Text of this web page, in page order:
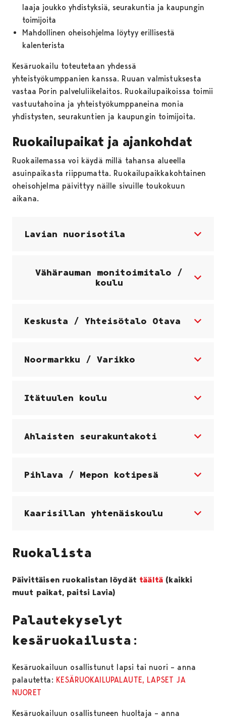
laaja joukko yhdistyksiä, seurakuntia ja kaupungin
toimijoita
Mahdollinen oheisohjelma löytyy erillisestä
kalenterista
Kesäruokailu toteutetaan yhdessä
yhteistyökumppanien kanssa. Ruuan valmistuksesta
vastaa Porin palveluliikelaitos. Ruokailupaikoissa toimii
vastuutahoina ja yhteistyökumppaneina monia
yhdistysten, seurakuntien ja kaupungin toimijoita.
Ruokailupaikat ja ajankohdat
Ruokailemassa voi käydä millä tahansa alueella
asuinpaikasta riippumatta. Ruokailupaikkakohtainen
oheisohjelma päivittyy näille sivuille toukokuun
aikana.
Lavian nuorisotila
Vähärauman monitoimitalo /
koulu
Keskusta / Yhteisötalo Otava
Noormarkku / Varikko
Itätuulen koulu
Ahlaisten seurakuntakoti
Pihlava / Mepon kotipesä
Kaarisillan yhtenäiskoulu
Ruokalista
Päivittäisen ruokalistan löydät täältä (kaikki
muut paikat, paitsi Lavia)
Palautekyselyt
kesäruokailusta:
Kesäruokailuun osallistunut lapsi tai nuori – anna
palautetta: KESÄRUOKAILUPALAUTE, LAPSET JA
NUORET
Kesäruokailuun osallistuneen huoltaja – anna